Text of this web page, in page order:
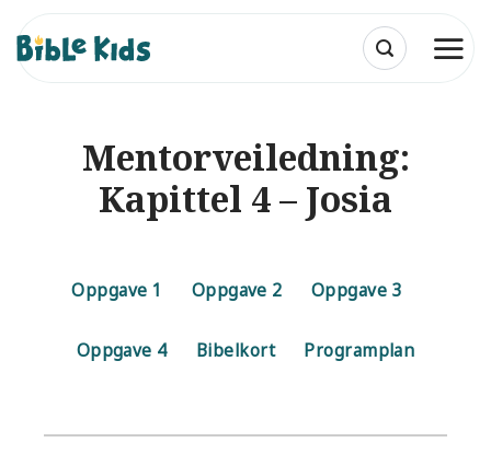
content
Mentorveiledning:
Kapittel 4 – Josia
Oppgave 1 Oppgave 2 Oppgave 3
Oppgave 4 Bibelkort Programplan